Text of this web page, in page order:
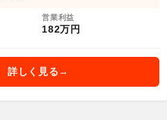
営業利益
182万円
詳しく見る